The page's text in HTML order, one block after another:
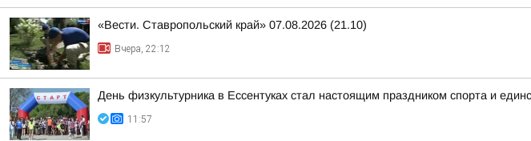
«Вести. Ставропольский край» 07.08.2026 (21.10)
Вчера, 22:12
День физкультурника в Ессентуках стал настоящим праздником спорта и
11:57